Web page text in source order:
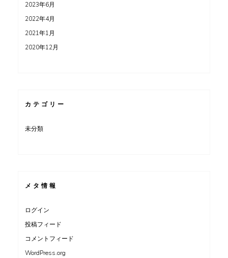
2023年6月
2022年4月
2021年1月
2020年12月
カテゴリー
未分類
メタ情報
ログイン
投稿フィード
コメントフィード
WordPress.org